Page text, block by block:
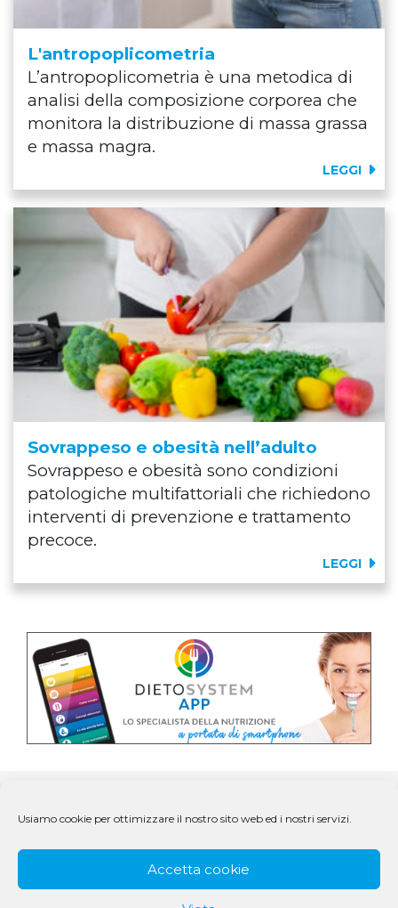
Usiamo cookie per ottimizzare il nostro sito web ed i nostri servizi.
Accetta cookie
L'antropoplicometria
L’antropoplicometria è una metodica di
analisi della composizione corporea che
monitora la distribuzione di massa grassa
e massa magra.
LEGGI
Sovrappeso e obesità nell’adulto
Sovrappeso e obesità sono condizioni
patologiche multifattoriali che richiedono
interventi di prevenzione e trattamento
precoce.
LEGGI